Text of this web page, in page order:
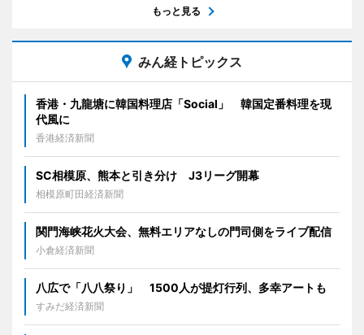
もっと見る
みん経トピックス
香港・九龍塘に韓国料理店「Social」 韓国定番料理を現
代風に
香港経済新聞
SC相模原、熊本と引き分け J3リーグ開幕
相模原町田経済新聞
関門海峡花火大会、無料エリアなしの門司側をライブ配信
小倉経済新聞
八広で「八八祭り」 1500人が提灯行列、多幸アートも
すみだ経済新聞